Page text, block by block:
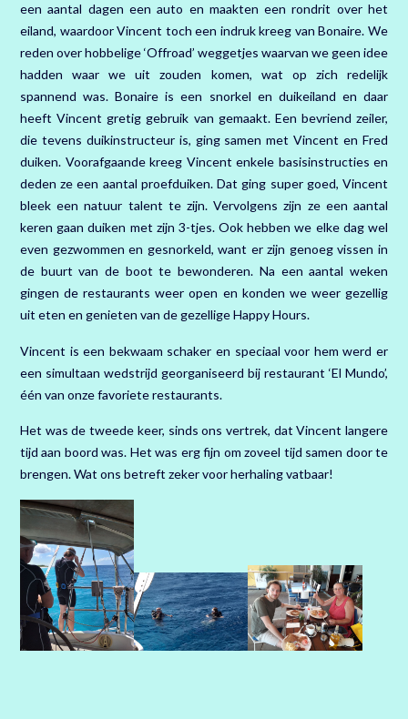
een aantal dagen een auto en maakten een rondrit over het
eiland, waardoor Vincent toch een indruk kreeg van Bonaire. We
reden over hobbelige ‘Offroad’ weggetjes waarvan we geen idee
hadden waar we uit zouden komen, wat op zich redelijk
spannend was. Bonaire is een snorkel en duikeiland en daar
heeft Vincent gretig gebruik van gemaakt. Een bevriend zeiler,
die tevens duikinstructeur is, ging samen met Vincent en Fred
duiken. Voorafgaande kreeg Vincent enkele basisinstructies en
deden ze een aantal proefduiken. Dat ging super goed, Vincent
bleek een natuur talent te zijn. Vervolgens zijn ze een aantal
keren gaan duiken met zijn 3-tjes. Ook hebben we elke dag wel
even gezwommen en gesnorkeld, want er zijn genoeg vissen in
de buurt van de boot te bewonderen. Na een aantal weken
gingen de restaurants weer open en konden we weer gezellig
uit eten en genieten van de gezellige Happy Hours.
Vincent is een bekwaam schaker en speciaal voor hem werd er
een simultaan wedstrijd georganiseerd bij restaurant ‘El Mundo’,
één van onze favoriete restaurants.
Het was de tweede keer, sinds ons vertrek, dat Vincent langere
tijd aan boord was. Het was erg fijn om zoveel tijd samen door te
brengen. Wat ons betreft zeker voor herhaling vatbaar!